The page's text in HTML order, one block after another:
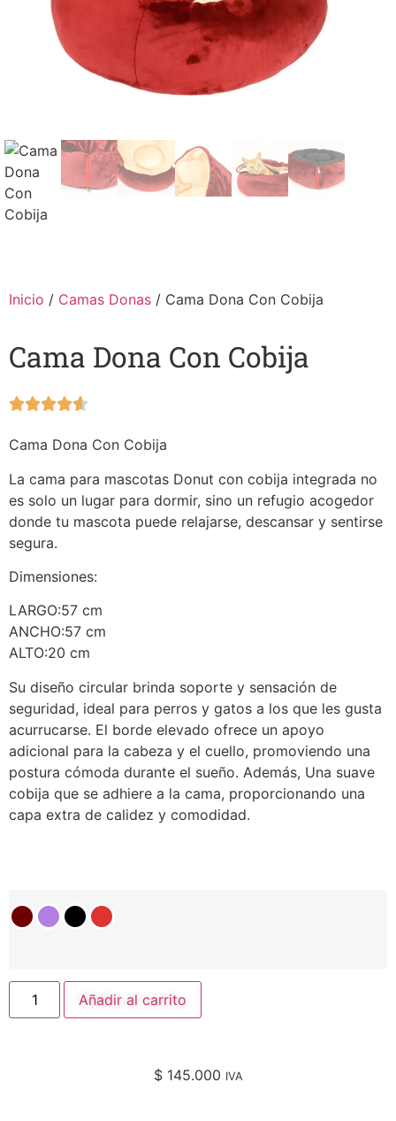
Inicio / Camas Donas / Cama Dona Con Cobija
Cama Dona Con Cobija

Cama Dona Con Cobija
La cama para mascotas Donut con cobija integrada no
es solo un lugar para dormir, sino un refugio acogedor
donde tu mascota puede relajarse, descansar y sentirse
segura.
Dimensiones:
LARGO:57 cm
ANCHO:57 cm
ALTO:20 cm
Su diseño circular brinda soporte y sensación de
seguridad, ideal para perros y gatos a los que les gusta
acurrucarse. El borde elevado ofrece un apoyo
adicional para la cabeza y el cuello, promoviendo una
postura cómoda durante el sueño. Además, Una suave
cobija que se adhiere a la cama, proporcionando una
capa extra de calidez y comodidad.
Añadir al carrito
$145.000 IVA